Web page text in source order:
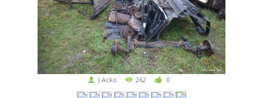
J.Acko 262 0